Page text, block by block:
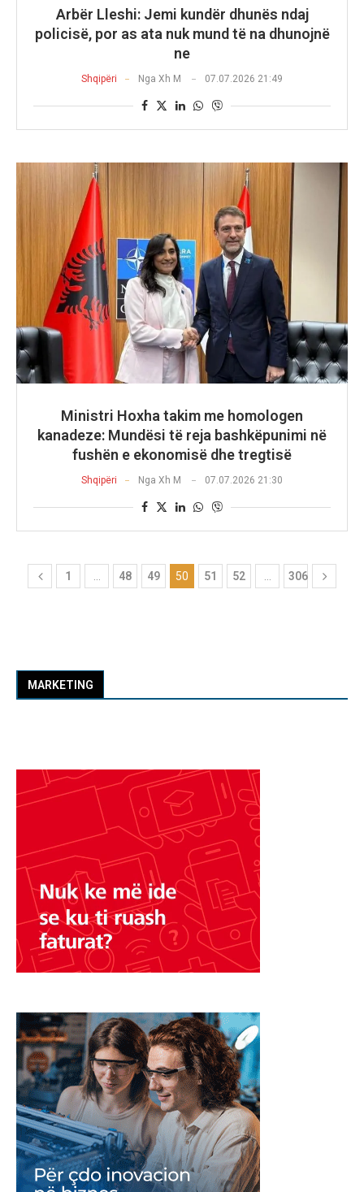
Arbër Lleshi: Jemi kundër dhunës ndaj
policisë, por as ata nuk mund të na dhunojnë
ne
Shqipëri Nga Xh M 07.07.2026 21:49
Ministri Hoxha takim me homologen
kanadeze: Mundësi të reja bashkëpunimi në
fushën e ekonomisë dhe tregtisë
Shqipëri Nga Xh M 07.07.2026 21:30
1 … 48 49 50 51 52 … 306
MARKETING